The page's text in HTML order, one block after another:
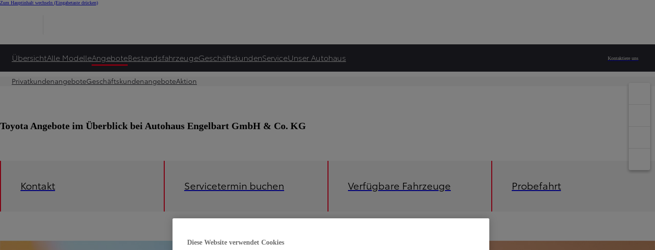
Zum Hauptinhalt wechseln (Eingabetaste drücken)
ÜbersichtAlle ModelleAngeboteBestandsfahrzeugeGeschäftskundenServiceUnser Autohaus Kontaktiere uns
PrivatkundenangeboteGeschäftskundenangeboteAktion
Toyota Angebote im Überblick bei Autohaus Engelbart GmbH & Co. KG
Kontakt Servicetermin buchen Verfügbare Fahrzeuge Probefahrt
Diese Website verwendet Cookies